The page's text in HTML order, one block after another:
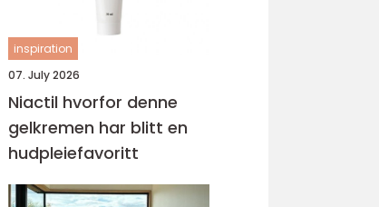
inspiration
07. July 2026
Niactil hvorfor denne
gelkremen har blitt en
hudpleiefavoritt